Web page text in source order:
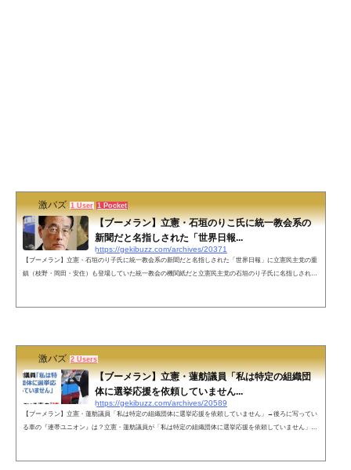
激バズ 1 User 1 Pocket
【ブーメラン】立憲・石垣のりこ氏に統一教会系の
新聞だと名指しされた「世界日報...
https://gekibuzz.com/archives/20371
【ブーメラン】立憲・石垣のり子氏に統一教会系の新聞だと名指しされた「世界日報」に立憲民主党の重
鎮（枝野・岡田・安住）も登場していた統一教会の機関紙だと立憲民主党の石垣のり子氏に名指しされた
激バズ 2 Users
【ブーメラン】立憲・蓮舫議員「私は特定の組織団
体に選挙応援を依頼していません...
https://gekibuzz.com/archives/20589
【ブーメラン】立憲・蓮舫議員「私は特定の組織団体に選挙応援を依頼していません」→後ろに写ってい
る車の『連帯ユニオン』は？立憲・蓮舫議員が「私は特定の組織団体に選挙応援を依頼していません」と